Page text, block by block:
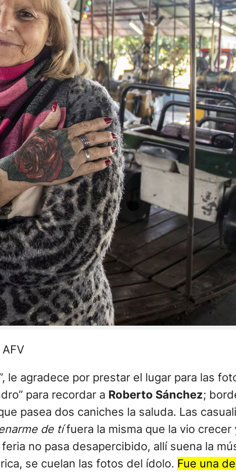
le agradece por prestar el lugar para las
para recordar a Roberto Sánchez;
pasea dos caniches la saluda. Las
de tífuera la misma que la vio crecer
no pasa desapercibido, allí suena la
se cuelan las fotos del ídolo. Fue una